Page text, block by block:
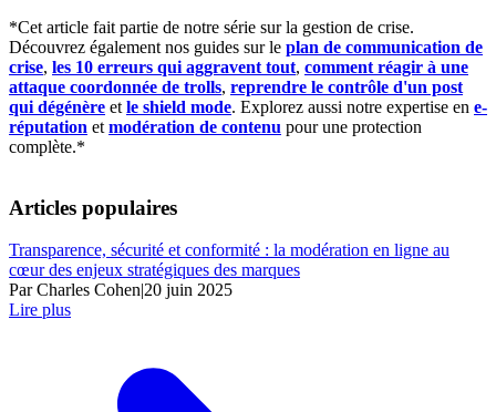
*Cet article fait partie de notre série sur la gestion de crise.
Découvrez également nos guides sur le plan de communication de
crise, les 10 erreurs qui aggravent tout, comment réagir à une
attaque coordonnée de trolls, reprendre le contrôle d'un post
qui dégénère et le shield mode. Explorez aussi notre expertise en e-
réputation et modération de contenu pour une protection
complète.*
Articles populaires
Transparence, sécurité et conformité : la modération en ligne au
cœur des enjeux stratégiques des marques
Par Charles Cohen|20 juin 2025
Lire plus